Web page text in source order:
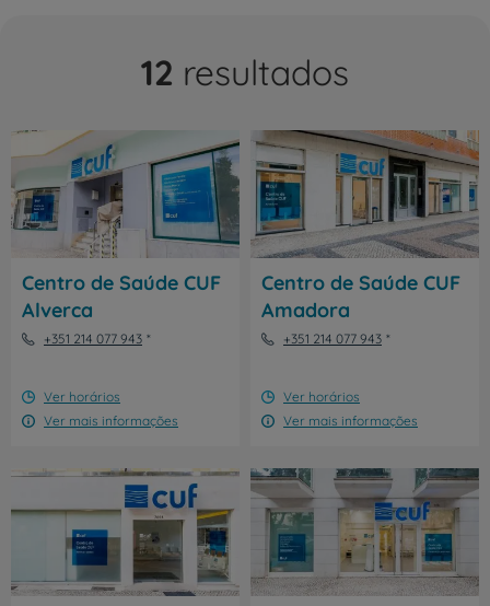
12 resultados
Centro de Saúde CUF
Alverca
+351 214 077 943
Ver horários
Ver mais informações
Centro de Saúde CUF
Amadora
+351 214 077 943
Ver horários
Ver mais informações